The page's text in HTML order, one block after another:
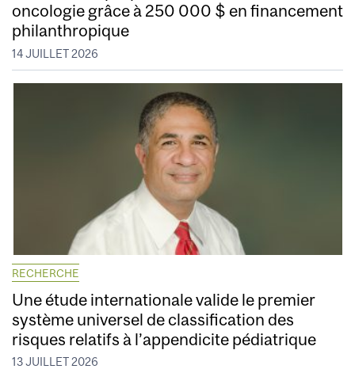
oncologie grâce à 250 000 $ en financement
philanthropique
14 JUILLET 2026
RECHERCHE
Une étude internationale valide le premier
système universel de classification des
risques relatifs à l’appendicite pédiatrique
13 JUILLET 2026